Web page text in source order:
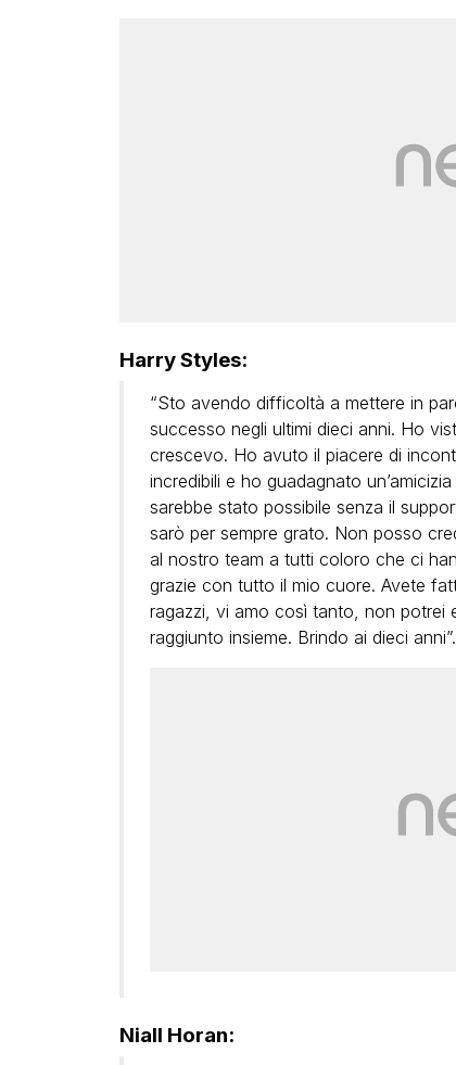
Harry Styles:
“Sto avendo difficoltà a mettere in
successo negli ultimi dieci anni. Ho
crescevo. Ho avuto il piacere di
incredibili e ho guadagnato
sarebbe stato possibile senza il
sarò per sempre grato. Non posso
al nostro team a tutti coloro che ci
grazie con tutto il mio cuore. Avete
ragazzi, vi amo così tanto, non potrei
raggiunto insieme. Brindo ai dieci anni”.
Niall Horan: